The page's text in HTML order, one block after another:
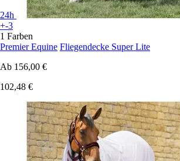
24h
+-3
1 Farben
Premier Equine Fliegendecke Super Lite
Ab 156,00 €
102,48 €